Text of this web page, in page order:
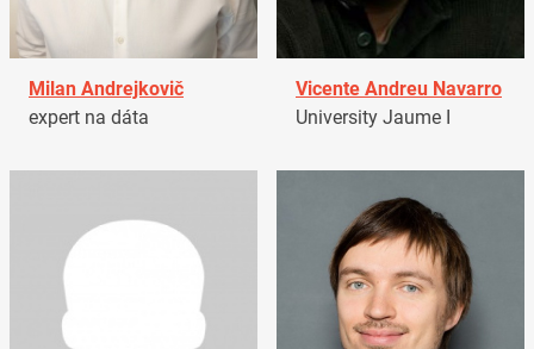
Milan Andrejkovič
expert na dáta
Vicente Andreu Navarro
University Jaume I